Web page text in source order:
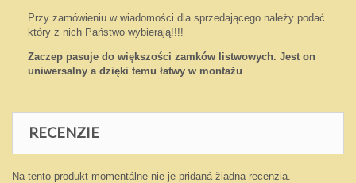
Przy zamówieniu w wiadomości dla sprzedającego należy podać
który z nich Państwo wybierają!!!!
Zaczep pasuje do większości zamków listwowych. Jest on
uniwersalny a dzięki temu łatwy w montażu.
RECENZIE
Na tento produkt momentálne nie je pridaná žiadna recenzia.